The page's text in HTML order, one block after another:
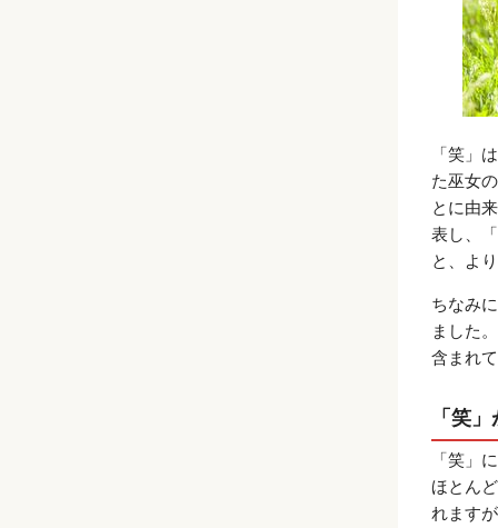
「笑」
た巫女
とに由
表し、
と、よ
ちなみ
ました
含まれ
「笑
「笑」
ほとん
れます